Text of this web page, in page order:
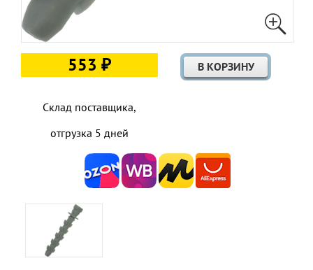
553 ₽
Склад поставщика,
отгрузка 5 дней